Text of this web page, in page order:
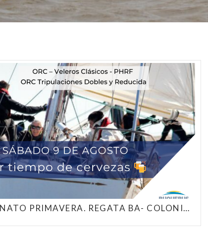
CAMPEONATO PRIMAVERA. REGATA BA- COLONIA – BA